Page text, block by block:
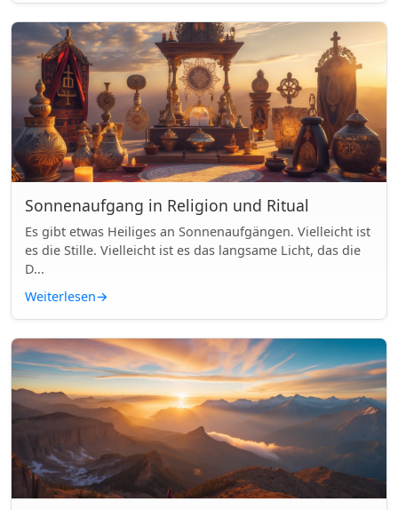
Sonnenaufgang in Religion und Ritual
Es gibt etwas Heiliges an Sonnenaufgängen. Vielleicht ist
es die Stille. Vielleicht ist es das langsame Licht, das die
D...
Weiterlesen→